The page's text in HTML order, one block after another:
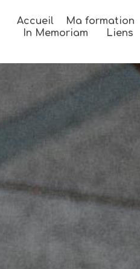
Accueil Ma formation
In Memoriam
Liens